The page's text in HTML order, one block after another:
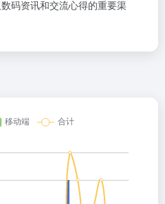
码资讯和交流心得的重要渠